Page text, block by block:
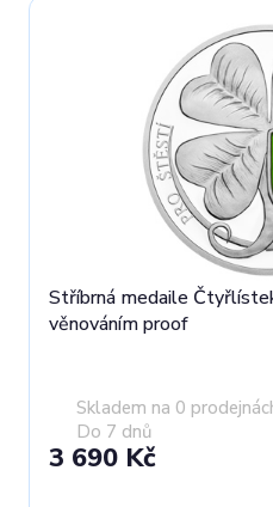
Stříbrná medaile
věnováním proof
Skladem na 0
Do 7 dnů
3 690 Kč